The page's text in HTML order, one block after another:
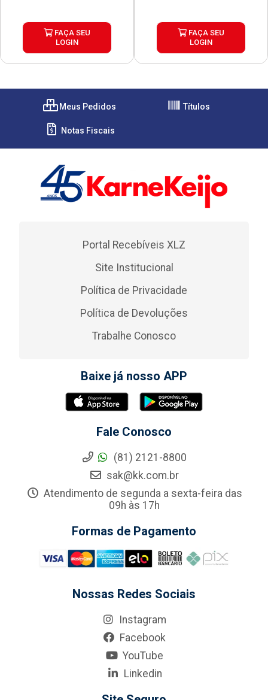
FAÇA SEU
LOGIN
FAÇA SEU
LOGIN
Meus Pedidos Títulos
Notas Fiscais
Portal Recebíveis XLZ
Site Institucional
Política de Privacidade
Política de Devoluções
Trabalhe Conosco
Baixe já nosso APP
Fale Conosco
(81) 2121-8800
sak@kk.com.br
Atendimento de segunda a sexta-feira das
09h às 17h
Formas de Pagamento
Nossas Redes Sociais
Instagram
Facebook
YouTube
Linkedin